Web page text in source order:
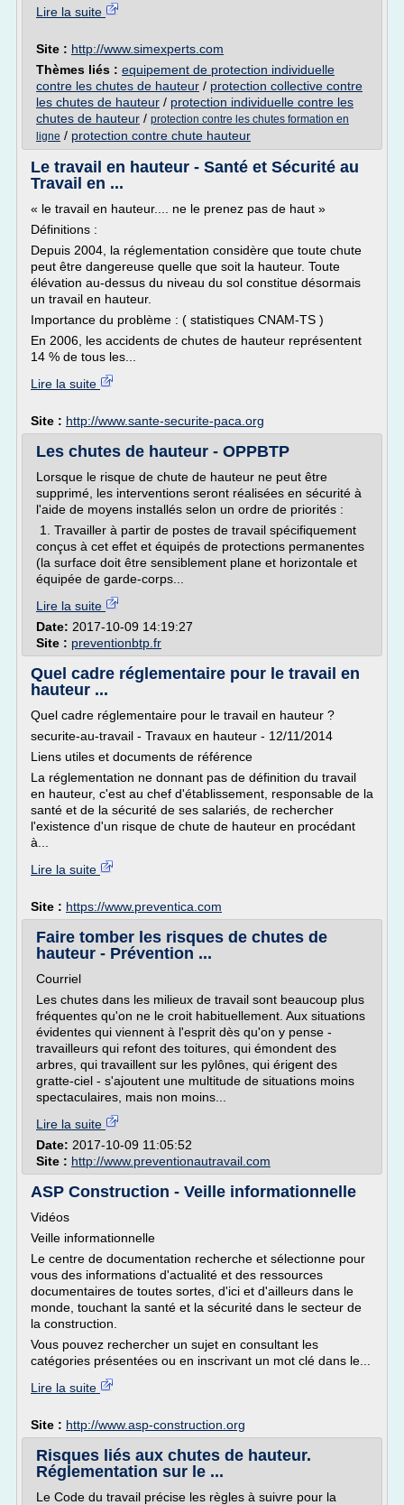
Lire la suite
Site : http://www.simexperts.com
Thèmes liés : equipement de protection individuelle
contre les chutes de hauteur / protection collective contre
les chutes de hauteur / protection individuelle contre les
chutes de hauteur / protection contre les chutes formation en
ligne / protection contre chute hauteur
Le travail en hauteur - Santé et Sécurité au
Travail en ...
« le travail en hauteur.... ne le prenez pas de haut »
Définitions :
Depuis 2004, la réglementation considère que toute chute
peut être dangereuse quelle que soit la hauteur. Toute
élévation au-dessus du niveau du sol constitue désormais
un travail en hauteur.
Importance du problème : ( statistiques CNAM-TS )
En 2006, les accidents de chutes de hauteur représentent
14 % de tous les...
Lire la suite
Site : http://www.sante-securite-paca.org
Les chutes de hauteur - OPPBTP
Lorsque le risque de chute de hauteur ne peut être
supprimé, les interventions seront réalisées en sécurité à
l'aide de moyens installés selon un ordre de priorités :
1. Travailler à partir de postes de travail spécifiquement
conçus à cet effet et équipés de protections permanentes
(la surface doit être sensiblement plane et horizontale et
équipée de garde-corps...
Lire la suite
Date: 2017-10-09 14:19:27
Site : preventionbtp.fr
Quel cadre réglementaire pour le travail en
hauteur ...
Quel cadre réglementaire pour le travail en hauteur ?
securite-au-travail - Travaux en hauteur - 12/11/2014
Liens utiles et documents de référence
La réglementation ne donnant pas de définition du travail
en hauteur, c'est au chef d'établissement, responsable de la
santé et de la sécurité de ses salariés, de rechercher
l'existence d'un risque de chute de hauteur en procédant
à...
Lire la suite
Site : https://www.preventica.com
Faire tomber les risques de chutes de
hauteur - Prévention ...
Courriel
Les chutes dans les milieux de travail sont beaucoup plus
fréquentes qu'on ne le croit habituellement. Aux situations
évidentes qui viennent à l'esprit dès qu'on y pense -
travailleurs qui refont des toitures, qui émondent des
arbres, qui travaillent sur les pylônes, qui érigent des
gratte-ciel - s'ajoutent une multitude de situations moins
spectaculaires, mais non moins...
Lire la suite
Date: 2017-10-09 11:05:52
Site : http://www.preventionautravail.com
ASP Construction - Veille informationnelle
Vidéos
Veille informationnelle
Le centre de documentation recherche et sélectionne pour
vous des informations d'actualité et des ressources
documentaires de toutes sortes, d'ici et d'ailleurs dans le
monde, touchant la santé et la sécurité dans le secteur de
la construction.
Vous pouvez rechercher un sujet en consultant les
catégories présentées ou en inscrivant un mot clé dans le...
Lire la suite
Site : http://www.asp-construction.org
Risques liés aux chutes de hauteur.
Réglementation sur le ...
Le Code du travail précise les règles à suivre pour la